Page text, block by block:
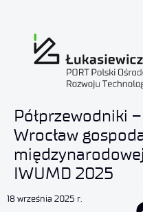
Półprzewodniki
Wrocław
IWUMD 2025
18 września 2025